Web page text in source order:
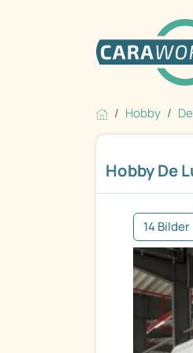
Hobby
Hobby De
14 Bilder